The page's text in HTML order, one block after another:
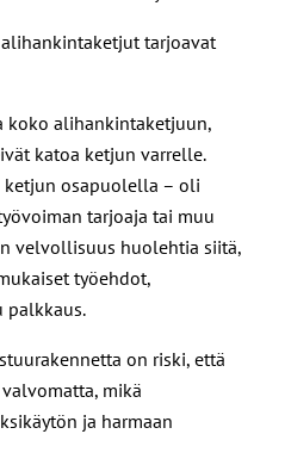
tarjoavat
koko alihankintaketjuun,
katoa ketjun varrelle.
ketjun osapuolella – oli
tarjoaja tai muu
velvollisuus huolehtia siitä,
työehdot,
palkkaus.
on riski, että
mikä
ja harmaan